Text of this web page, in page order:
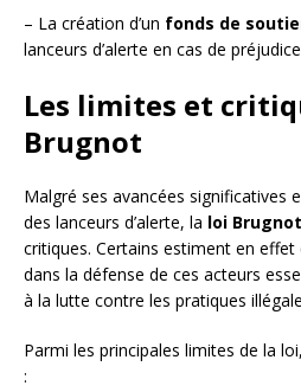
– La création d’un fonds de
lanceurs d’alerte en cas de
Les limites et
Brugnot
Malgré ses avancées significatives
des lanceurs d’alerte, la loi Brugnot
critiques. Certains estiment en effet
dans la défense de ces acteurs
à la lutte contre les pratiques
Parmi les principales limites de la
: